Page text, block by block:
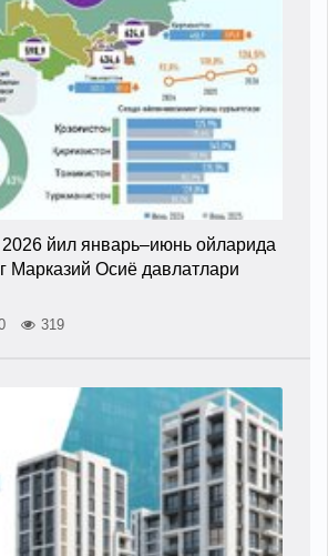
йил январь–июнь ойларида
Марказий Осиё давлатлари
319